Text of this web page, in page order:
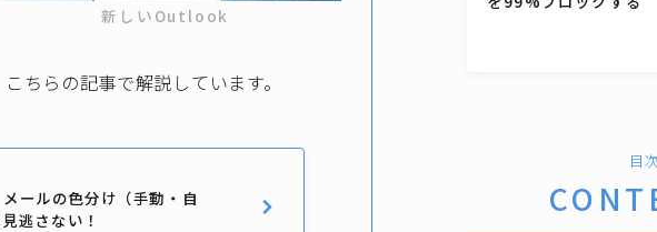
新しいOutlook
ちらの記事で解説しています。
ールの色分け（手動・自
逃さない！
目次